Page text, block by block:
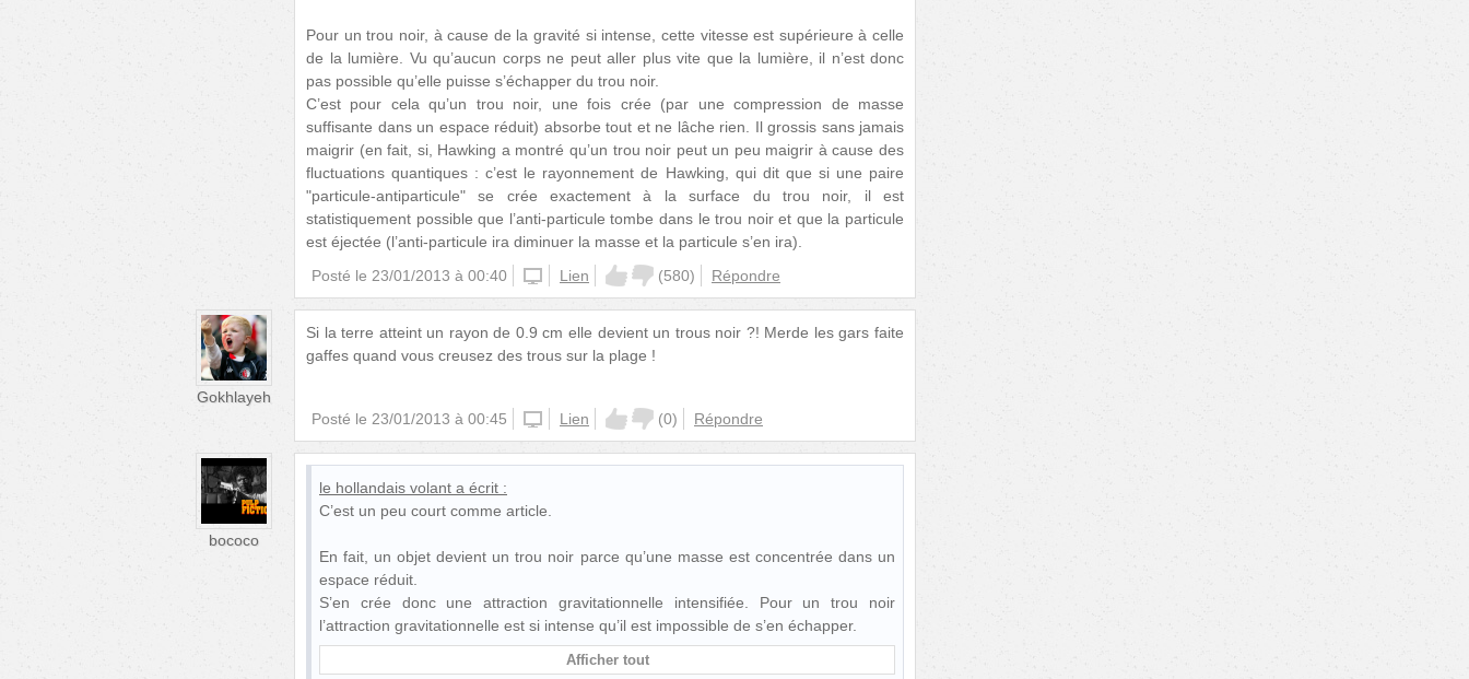
Pour un trou noir, à cause de la gravité si intense, cette vitesse est supérieure à celle
de la lumière. Vu qu’aucun corps ne peut aller plus vite que la lumière, il n’est donc
pas possible qu’elle puisse s’échapper du trou noir.
C’est pour cela qu’un trou noir, une fois crée (par une compression de masse
suffisante dans un espace réduit) absorbe tout et ne lâche rien. Il grossis sans jamais
maigrir (en fait, si, Hawking a montré qu’un trou noir peut un peu maigrir à cause des
fluctuations quantiques : c’est le rayonnement de Hawking, qui dit que si une paire
"particule-antiparticule" se crée exactement à la surface du trou noir, il est
statistiquement possible que l’anti-particule tombe dans le trou noir et que la particule
est éjectée (l’anti-particule ira diminuer la masse et la particule s’en ira).
Posté le 23/01/2013 à 00:40 websiteLien (580) Répondre
Gokhlayeh
Si la terre atteint un rayon de 0.9 cm elle devient un trous noir ?! Merde les gars faite
gaffes quand vous creusez des trous sur la plage !
Posté le 23/01/2013 à 00:45 websiteLien (0) Répondre
bococo
le hollandais volant a écrit :
C’est un peu court comme article.
En fait, un objet devient un trou noir parce qu’une masse est concentrée dans un
espace réduit.
S’en crée donc une attraction gravitationnelle intensifiée. Pour un trou noir
l’attraction gravitationnelle est si intense qu’il est impossible de s’en échapper.
Afficher tout